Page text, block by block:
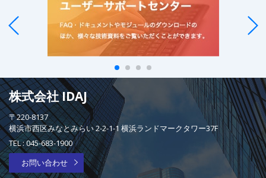
株式会社 IDAJ
〒220-8137
横浜市西区みなとみらい 2-2-1-1 横浜ランドマークタワー37F
TEL :045-683-1900
お問い合わせ